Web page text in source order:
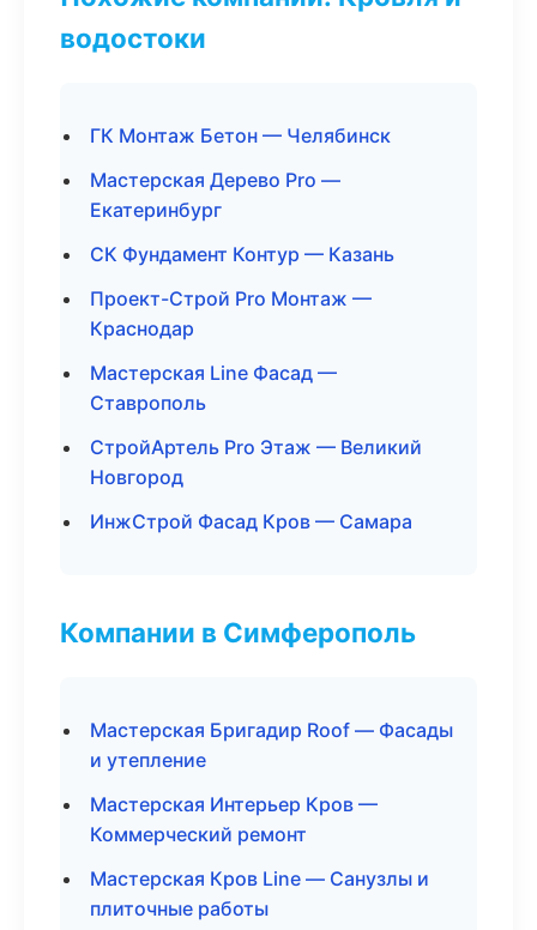
водостоки
ГК Монтаж Бетон — Челябинск
Мастерская Дерево Pro —
Екатеринбург
СК Фундамент Контур — Казань
Проект-Строй Pro Монтаж —
Краснодар
Мастерская Line Фасад —
Ставрополь
СтройАртель Pro Этаж — Великий
Новгород
ИнжСтрой Фасад Кров — Самара
Компании в Симферополь
Мастерская Бригадир Roof — Фасады
и утепление
Мастерская Интерьер Кров —
Коммерческий ремонт
Мастерская Кров Line — Санузлы и
плиточные работы